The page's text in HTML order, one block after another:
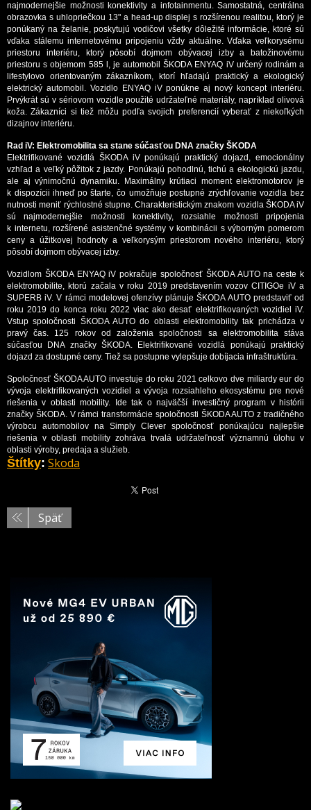
najmodernejšie možnosti konektivity a infotainmentu. Samostatná, centrálna
obrazovka s uhlopriečkou 13" a head-up displej s rozšírenou realitou, ktorý je
ponúkaný na želanie, poskytujú vodičovi všetky dôležité informácie, ktoré sú
vďaka stálemu internetovému pripojeniu vždy aktuálne. Vďaka veľkorysému
priestoru interiéru, ktorý pôsobí dojmom obývacej izby a batožinovému
priestoru s objemom 585 l, je automobil ŠKODA ENYAQ iV určený rodinám a
lifestylovo orientovaným zákazníkom, ktorí hľadajú praktický a ekologický
elektrický automobil. Vozidlo ENYAQ iV ponúkne aj nový koncept interiéru.
Prvýkrát sú v sériovom vozidle použité udržateľné materiály, napríklad olivová
koža. Zákazníci si tiež môžu podľa svojich preferencií vyberať z niekoľkých
dizajnov interiéru.
Rad iV: Elektromobilita sa stane súčasťou DNA značky ŠKODA
Elektrifikované vozidlá ŠKODA iV ponúkajú praktický dojazd, emocionálny
vzhľad a veľký pôžitok z jazdy. Ponúkajú pohodlnú, tichú a ekologickú jazdu,
ale aj výnimočnú dynamiku. Maximálny krútiaci moment elektromotorov je
k dispozícii ihneď po štarte, čo umožňuje postupné zrýchľovanie vozidla bez
nutnosti meniť rýchlostné stupne. Charakteristickým znakom vozidla ŠKODA iV
sú najmodernejšie možnosti konektivity, rozsiahle možnosti pripojenia
k internetu, rozšírené asistenčné systémy v kombinácii s výborným pomerom
ceny a úžitkovej hodnoty a veľkorysým priestorom nového interiéru, ktorý
pôsobí dojmom obývacej izby.
Vozidlom ŠKODA ENYAQ iV pokračuje spoločnosť ŠKODA AUTO na ceste k
elektromobilite, ktorú začala v roku 2019 predstavením vozov CITIGOe iV a
SUPERB iV. V rámci modelovej ofenzívy plánuje ŠKODA AUTO predstaviť od
roku 2019 do konca roku 2022 viac ako desať elektrifikovaných vozidiel iV.
Vstup spoločnosti ŠKODA AUTO do oblasti elektromobility tak prichádza v
pravý čas. 125 rokov od založenia spoločnosti sa elektromobilita stáva
súčasťou DNA značky ŠKODA. Elektrifikované vozidlá ponúkajú praktický
dojazd za dostupné ceny. Tiež sa postupne vylepšuje dobíjacia infraštruktúra.
Spoločnosť ŠKODA AUTO investuje do roku 2021 celkovo dve miliardy eur do
vývoja elektrifikovaných vozidiel a vývoja rozsiahleho ekosystému pre nové
riešenia v oblasti mobility. Ide tak o najväčší investičný program v histórii
značky ŠKODA. V rámci transformácie spoločnosti ŠKODA AUTO z tradičného
výrobcu automobilov na Simply Clever spoločnosť ponúkajúcu najlepšie
riešenia v oblasti mobility zohráva trvalá udržateľnosť významnú úlohu v
oblasti výroby, predaja a služieb.
Štítky: Skoda
Späť